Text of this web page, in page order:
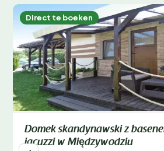
Direct te boeken
Domek skandynawski z
jacuzzi w Międzywodziu